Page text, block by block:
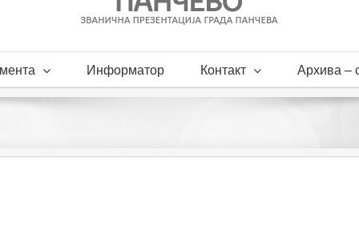
Информатор Контакт Архива –